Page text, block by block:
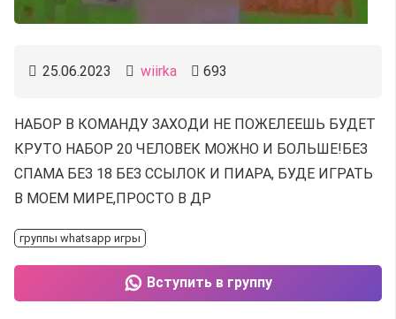
25.06.2023 wiirka 693
НАБОР В КОМАНДУ ЗАХОДИ НЕ ПОЖЕЛЕЕШЬ БУДЕТ
КРУТО НАБОР 20 ЧЕЛОВЕК МОЖНО И БОЛЬШЕ!БЕЗ
СПАМА БЕЗ 18 БЕЗ ССЫЛОК И ПИАРА, БУДЕ ИГРАТЬ
В МОЕМ МИРЕ,ПРОСТО В ДР
группы whatsapp игры
Вступить в группу